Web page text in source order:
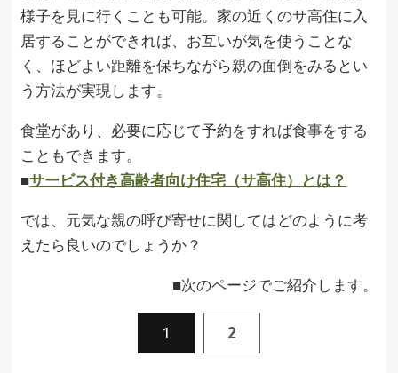
様子を見に行くことも可能。家の近くのサ高住に入
居することができれば、お互いが気を使うことな
く、ほどよい距離を保ちながら親の面倒をみるとい
う方法が実現します。
食堂があり、必要に応じて予約をすれば食事をする
こともできます。
■サービス付き高齢者向け住宅（サ高住）とは？
では、元気な親の呼び寄せに関してはどのように考
えたら良いのでしょうか？
■次のページでご紹介します。
1 2